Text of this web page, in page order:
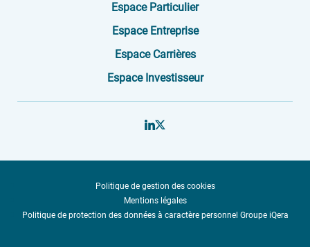
Espace Particulier
Espace Entreprise
Espace Carrières
Espace Investisseur
Politique de gestion des cookies
Mentions légales
Politique de protection des données à caractère personnel Groupe iQera